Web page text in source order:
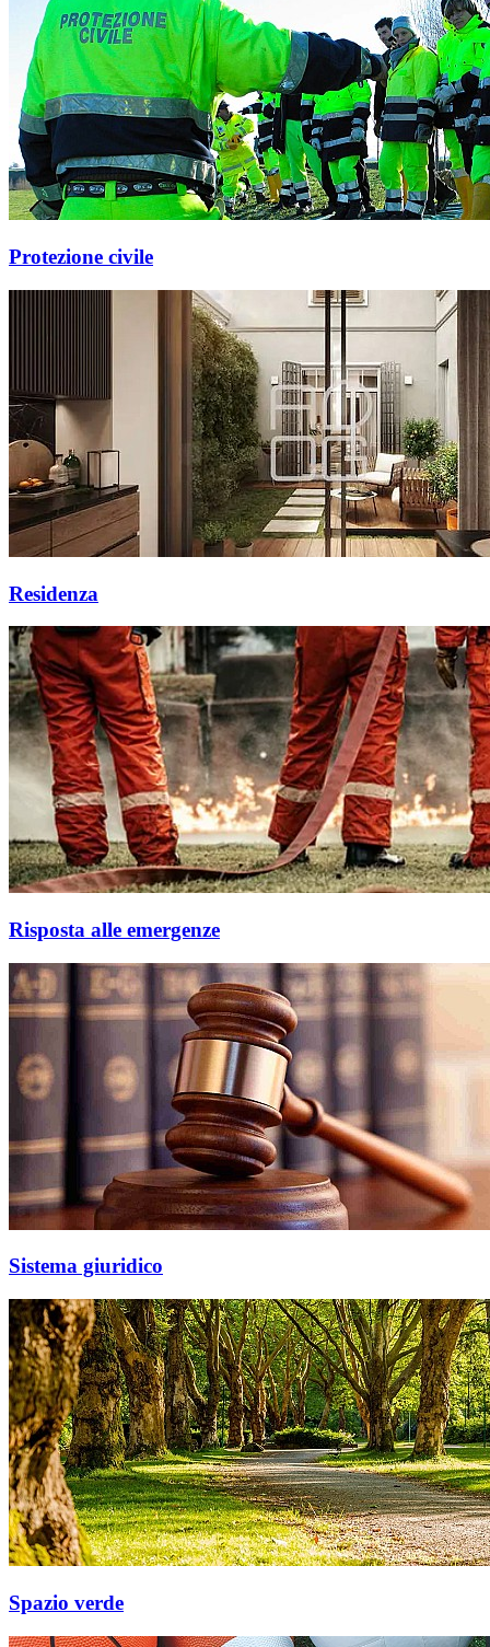
Protezione civile
Residenza
Risposta alle emergenze
Sistema giuridico
Spazio verde